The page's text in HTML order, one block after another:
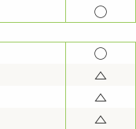
◯
◯
△
△
△